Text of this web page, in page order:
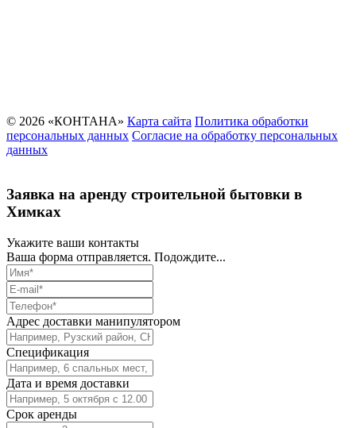
© 2026 «КОНТАНА» Карта сайта Политика обработки
персональных данных Согласие на обработку персональных
данных
Заявка на аренду строительной бытовки в
Химках
Укажите ваши контакты
Ваша форма отправляется. Подождите...
Адрес доставки манипулятором
Спецификация
Дата и время доставки
Срок аренды